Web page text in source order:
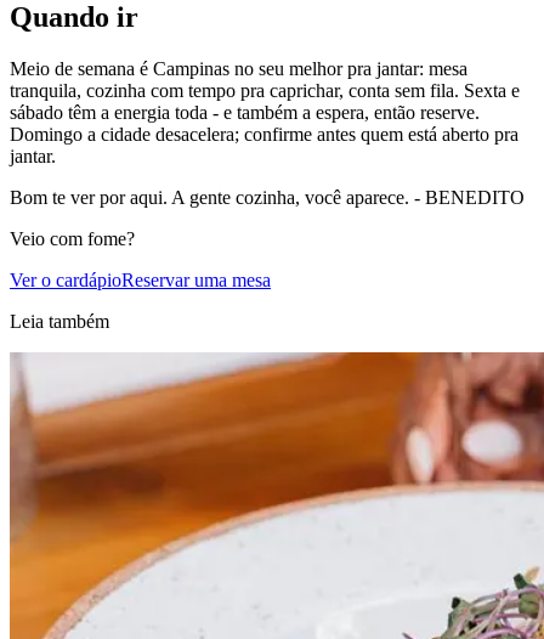
Quando ir
Meio de semana é Campinas no seu melhor pra jantar: mesa
tranquila, cozinha com tempo pra caprichar, conta sem fila. Sexta e
sábado têm a energia toda - e também a espera, então reserve.
Domingo a cidade desacelera; confirme antes quem está aberto pra
jantar.
Bom te ver por aqui. A gente cozinha, você aparece. - BENEDITO
Veio com fome?
Ver o cardápioReservar uma mesa
Leia também